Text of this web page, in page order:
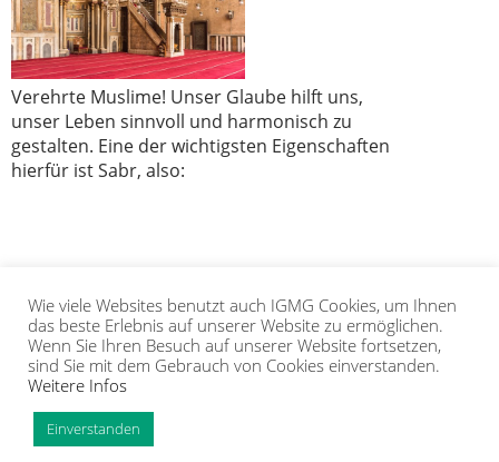
Verehrte Muslime! Unser Glaube hilft uns,
unser Leben sinnvoll und harmonisch zu
gestalten. Eine der wichtigsten Eigenschaften
hierfür ist Sabr, also:
1 2 3 4
IGMG PRESSE
MITGLIEDSCHAFT
Copyright Islamische Gemeinschaft Millî Görüş e.V. |
Wie viele Websites benutzt auch IGMG Cookies, um Ihnen
das beste Erlebnis auf unserer Website zu ermöglichen.
Wenn Sie Ihren Besuch auf unserer Website fortsetzen,
sind Sie mit dem Gebrauch von Cookies einverstanden.
Weitere Infos
Einverstanden